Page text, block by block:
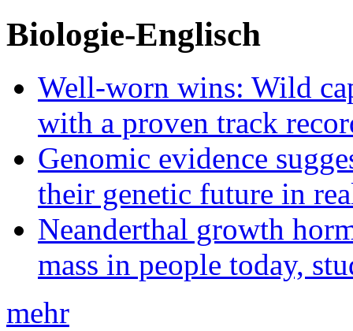
Biologie-Englisch
Well-worn wins: Wild
with a proven track
Genomic evidence
their genetic future in
Neanderthal growth
mass in people today,
mehr